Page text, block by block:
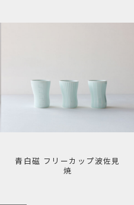
青白磁 フリーカップ波佐見
焼